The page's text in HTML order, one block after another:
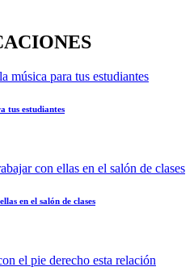
tus estudiantes
en el salón de clases